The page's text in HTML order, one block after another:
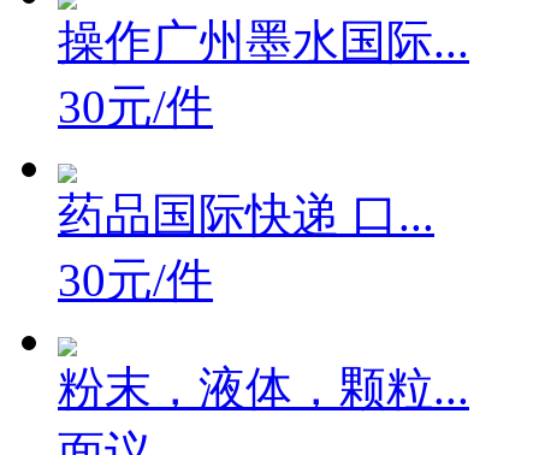
操作广州墨水国际...
30元/件
药品国际快递 口...
30元/件
粉末，液体，颗粒...